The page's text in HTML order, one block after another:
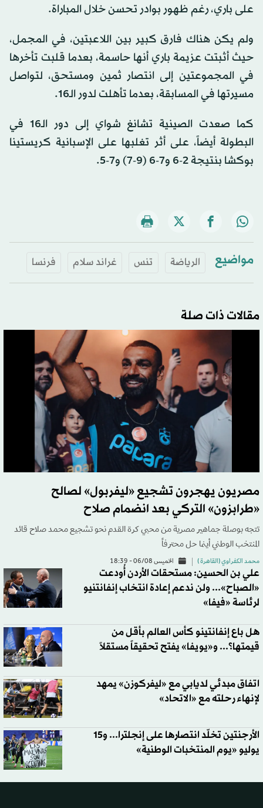
على باري، رغم ظهور بوادر تحسن خلال المباراة.
ولم يكن هناك فارق كبير بين اللاعبتين، في المجمل،
حيث أثبتت عزيمة باري أنها حاسمة، بعدما قلبت تأخرها
في المجموعتين إلى انتصار ثمين ومستحق، لتواصل
مسيرتها في المسابقة، بعدما تأهلت لدور الـ16.
كما صعدت الصينية تشانغ شواي إلى دور الـ16 في
البطولة أيضاً، على أثر تغلبها على الإسبانية كريستينا
بوكشا بنتيجة 2-6 و7-6 (9-7) و7-5.
مواضيع الرياضة تنس غراند سلام فرنسا
مقالات ذات صلة
مصريون يهجرون تشجيع «ليفربول» لصالح
«طرابزون» التركي بعد انضمام صلاح
تتجه بوصلة جماهير مصرية من محبي كرة القدم نحو تشجيع محمد صلاح قائد
المنتخب الوطني أينما حل محترفاً
محمد الكفراوي (القاهرة ) الخميس 06/08 - 18:39
علي بن الحسين: مستحقات الأردن أُودعت
«الصباح»... ولن ندعم إعادة انتخاب إنفانتنيو
لرئاسة «فيفا»
هل باع إنفانتينو كأس العالم بأقل من
قيمتها؟... و«يويفا» يفتح تحقيقاً مستقلاً
اتفاق مبدئي لديابي مع «ليفركوزن» يمهد
لإنهاء رحلته مع «الاتحاد»
الأرجنتين تخلّد انتصارها على إنجلترا... و15
يوليو «يوم المنتخبات الوطنية»